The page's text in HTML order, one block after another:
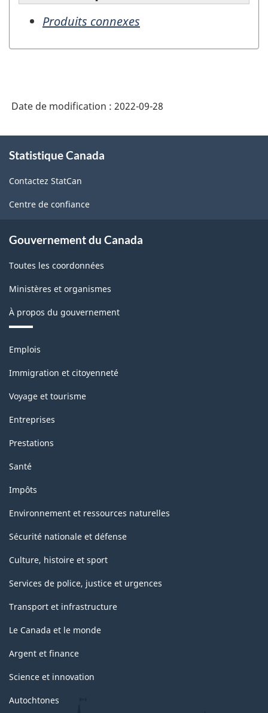
Produits connexes
Date de modification : 2022-09-28
propos
ce
site
Statistique Canada
Contactez StatCan
Centre de confiance
Gouvernement du Canada
Toutes les coordonnées
Ministères et organismes
À propos du gouvernement
Thèmes
sujets
Emplois
Immigration et citoyenneté
Voyage et tourisme
Entreprises
Prestations
Santé
Impôts
Environnement et ressources naturelles
Sécurité nationale et défense
Culture, histoire et sport
Services de police, justice et urgences
Transport et infrastructure
Le Canada et le monde
Argent et finance
Science et innovation
Autochtones